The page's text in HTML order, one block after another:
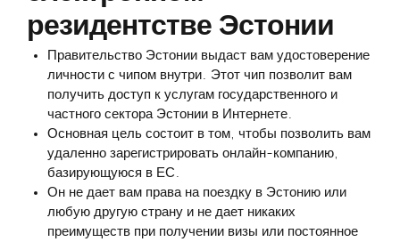
резидентстве Эстонии
Правительство Эстонии выдаст вам удостоверение
личности с чипом внутри. Этот чип позволит вам
получить доступ к услугам государственного и
частного сектора Эстонии в Интернете.
Основная цель состоит в том, чтобы позволить вам
удаленно зарегистрировать онлайн-компанию,
базирующуюся в ЕС.
Он не дает вам права на поездку в Эстонию или
любую другую страну и не дает никаких
преимуществ при получении визы или постоянное